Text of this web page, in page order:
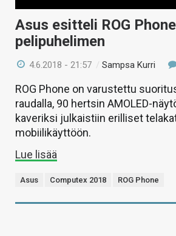
Asus esitteli ROG
pelipuhelimen
4.6.2018 - 21:57 /Sampsa Kurri
ROG Phone on varustettu
raudalla, 90 hertsin AMOLED-
kaveriksi julkaistiin erilliset
mobiilikäyttöön.
Lue lisää
Asus Computex 2018 ROG Phone